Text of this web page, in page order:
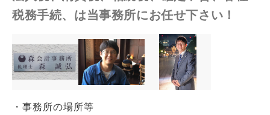
税務手続、は当事務所にお任せ下さい！
・事務所の場所等